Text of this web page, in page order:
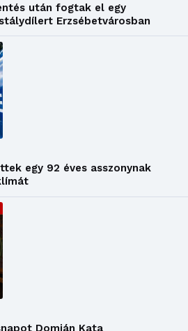
után fogtak el egy
Erzsébetvárosban
egy 92 éves asszonynak